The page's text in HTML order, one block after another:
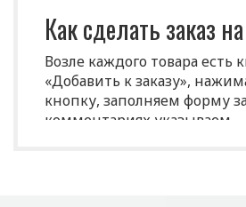
Как сделать заказ
Возле каждого товара есть
«Добавить к заказу»,
кнопку, заполняем форму
комментариях указываем